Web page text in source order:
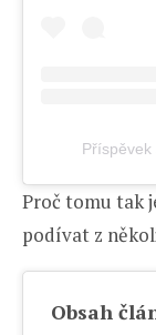
Příspěvek
Proč tomu tak
podívat z
Obsah